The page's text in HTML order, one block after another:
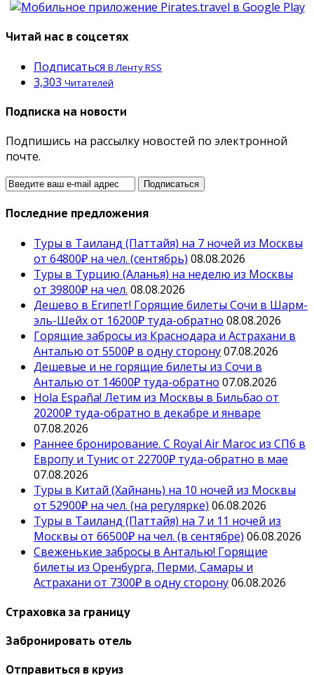
Читай нас в соцсетях
Подписаться В Ленту RSS
3,303 Читателей
Подписка на новости
Подпишись на рассылку новостей по электронной
почте.
Последние предложения
Туры в Таиланд (Паттайя) на 7 ночей из Москвы
от 64800₽ на чел. (сентябрь) 08.08.2026
Туры в Турцию (Аланья) на неделю из Москвы
от 39800₽ на чел. 08.08.2026
Дешево в Египет! Горящие билеты Сочи в Шарм-
эль-Шейх от 16200₽ туда-обратно 08.08.2026
Горящие забросы из Краснодара и Астрахани в
Анталью от 5500₽ в одну сторону07.08.2026
Дешевые и не горящие билеты из Сочи в
Анталью от 14600₽ туда-обратно 07.08.2026
Hola España! Летим из Москвы в Бильбао от
20200₽ туда-обратно в декабре и январе
07.08.2026
Раннее бронирование. С Royal Air Maroc из СПб в
Европу и Тунис от 22700₽ туда-обратно в мае
07.08.2026
Туры в Китай (Хайнань) на 10 ночей из Москвы
от 52900₽ на чел. (на регулярке) 06.08.2026
Туры в Таиланд (Паттайя) на 7 и 11 ночей из
Москвы от 66500₽ на чел. (в сентябре) 06.08.2026
Свеженькие забросы в Анталью! Горящие
билеты из Оренбурга, Перми, Самары и
Астрахани от 7300₽ в одну сторону06.08.2026
Страховка за границу
Забронировать отель
Отправиться в круиз